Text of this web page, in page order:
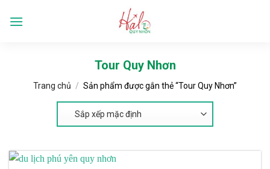
Tour Quy Nhơn
Trang chủ / Sản phẩm được gắn thẻ “Tour Quy Nhơn”